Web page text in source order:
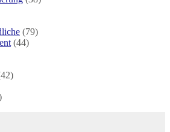
(79)
(44)